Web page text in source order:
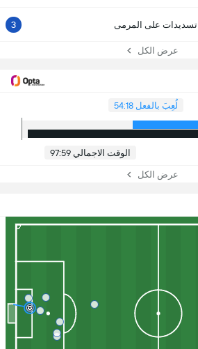
تسديدات على المرمى 3
عرض الكل
لُعِبَ بالفعل 54:18
الوقت الاجمالي 97:59
عرض الكل